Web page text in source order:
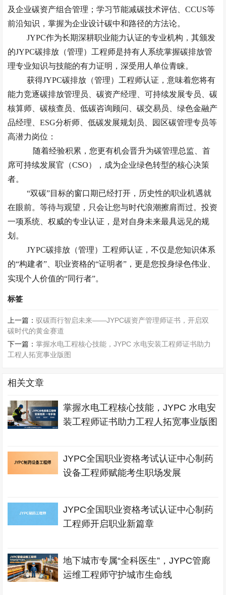
及企业碳资产组合管理；学习节能减碳技术评估、CCUS等
前沿知识，掌握为企业设计碳中和路径的方法论。
JYPC作为长期深耕职业能力认证的专业机构，其颁发
的JYPC碳排放（管理）工程师是持有人系统掌握碳排放管
理专业知识与技能的有力证明，深受用人单位青睐。
获得JYPC碳排放（管理）工程师认证，意味着您将有
能力竞逐碳排放管理员、碳资产经理、可持续发展专员、碳
核算师、碳核查员、低碳咨询顾问、碳交易员、绿色金融产
品经理、ESG分析师、低碳发展规划员、园区碳管理专员等
高潜力岗位：
随着经验积累，您更有机会晋升为碳管理总监、首
席可持续发展官（CSO），成为企业绿色转型的核心决策
者。
“双碳”目标的窗口期已经打开，历史性的职业机遇就
在眼前。等待与观望，只会让您与时代浪潮擦肩而过。投资
一项系统、权威的专业认证，是对自身未来最具远见的规
划。
JYPC碳排放（管理）工程师认证，不仅是您知识体系
的“构建者”、职业资格的“证明者”，更是您投身绿色伟业、
实现个人价值的“同行者”。
标签
上一篇：驭碳而行智启未来——JYPC碳资产管理师证书，开启双
碳时代的黄金赛道
下一篇：掌握水电工程核心技能，JYPC 水电安装工程师证书助力
工程人拓宽事业版图
相关文章
掌握水电工程核心技能，JYPC 水电安
装工程师证书助力工程人拓宽事业版图
JYPC全国职业资格考试认证中心制药
设备工程师赋能考生职场发展
JYPC全国职业资格考试认证中心制药
工程师开启职业新篇章
地下城市专属“全科医生”，JYPC管廊
运维工程师守护城市生命线